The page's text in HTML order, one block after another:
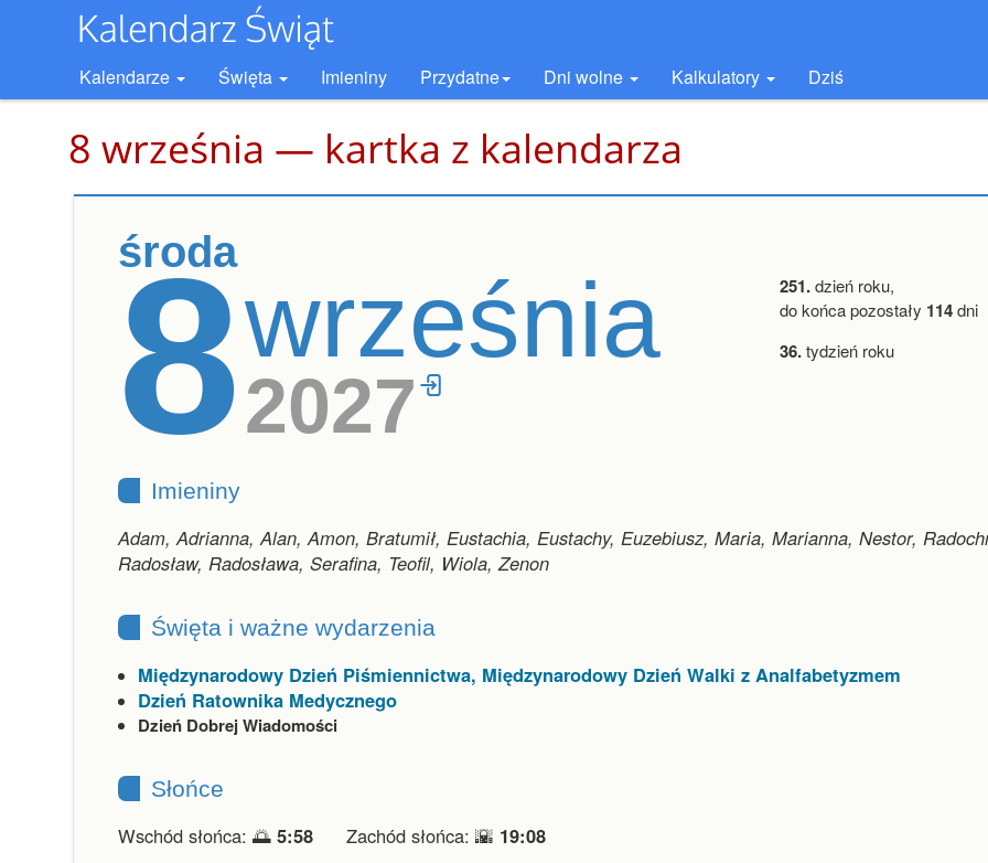
Kalendarze Święta Imieniny Przydatne Dni wolne Kalkulatory Dziś
8 września — kartka z kalendarza
środa
8września
2027
251.dzień roku,
do końca pozostały 114dni
36.tydzień roku
Imieniny
Adam, Adrianna, Alan, Amon, Bratumił, Eustachia, Eustachy, Euzebiusz, Maria, Marianna, Nestor,
Radosław, Radosława, Serafina, Teofil, Wiola, Zenon
Święta i ważne wydarzenia
Międzynarodowy Dzień Piśmiennictwa, Międzynarodowy Dzień Walki z Analfabetyzmem
Dzień Ratownika Medycznego
Dzień Dobrej Wiadomości
Słońce
Wschód słońca: 🌅 5:58 Zachód słońca: 🌇 19:08